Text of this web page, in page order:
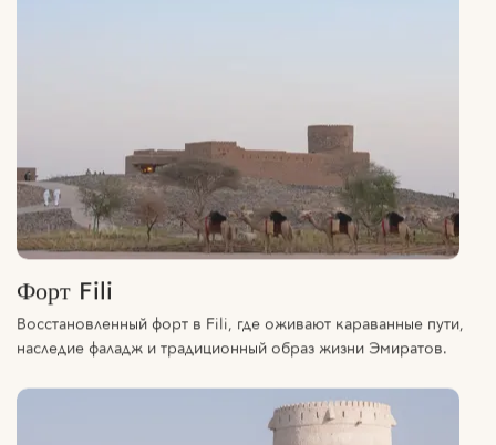
Восстановленный форт в Fili, где оживают караванные пути,
наследие фаладж и традиционный образ жизни Эмиратов.